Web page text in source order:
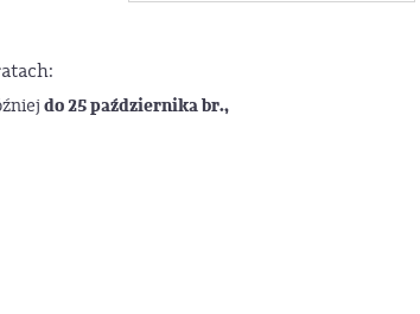
do 25 października br.,